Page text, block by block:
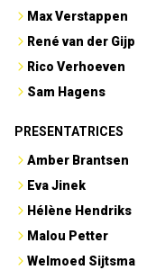
Max Verstappen
René van der Gijp
Rico Verhoeven
Sam Hagens
PRESENTATRICES
Amber Brantsen
Eva Jinek
Hélène Hendriks
Malou Petter
Welmoed Sijtsma